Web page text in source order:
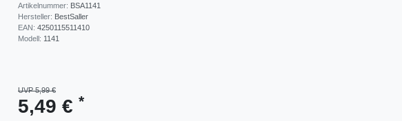
Artikelnummer: BSA1141
Hersteller: BestSaller
EAN: 4250115511410
Modell: 1141
UVP 5,99 €
5,49 € *